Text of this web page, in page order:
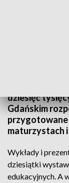
dziesięć
Gdańskim
przygotowane
maturzystach
Wykłady i
dziesiątki
edukacyjnych. A